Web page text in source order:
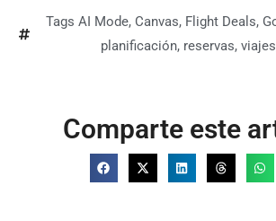
Tags AI Mode, Canvas, Flight Deals,
planificación, reservas, viajes
Comparte este